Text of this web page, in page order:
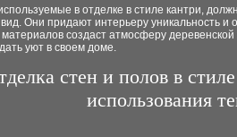
в отделке в стиле кантри,
Они придают интерьеру уникальность и
создаст атмосферу
уют в своем доме.
стен и полов в
использования